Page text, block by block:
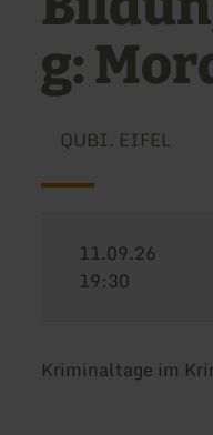
g:
QUBI. EIFEL
11.09.26
19:30
Kriminaltage im